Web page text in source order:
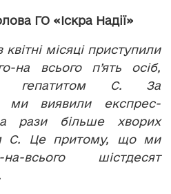
ГО «Іскра Надії»
місяці приступили
на всього п’ять осіб,
гепатитом С. За
ми виявили експрес-
рази більше хворих
С. Це притому, що ми
всього шістдесят